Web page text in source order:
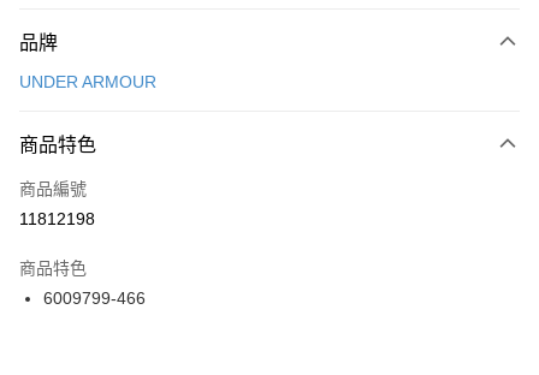
台灣樂天信用卡公司
【關於「AFTEE先享後付」】
便利好安心！
３．安心：先確認商品／服務後，再付款。
【「AFTEE先享後付」結帳流程】
１．於結帳方式選擇「AFTEE先享後付」後，將跳轉至「AFTEE先享後付」
２．訂單成立數日內，您將收到繳費通知簡訊。
３．收到繳費通知簡訊後14天內，點擊此簡訊中的連結，可透過四大超商／
ATM／網路銀行／等多元方式進行付款，方視為交易完成。
運送方式
每筆NT$100，滿NT$1,500(含以上)免運費
宅配
每筆NT$100，滿NT$1,500(含以上)免運費
付款後門市自取
每筆NT$100，滿NT$1,500(含以上)免運費
品牌
UNDER ARMOUR
商品特色
商品編號
11812198
商品特色
6009799-466